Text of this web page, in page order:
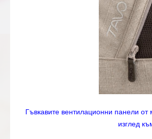
Гъвкавите вентилационни панели
изглед